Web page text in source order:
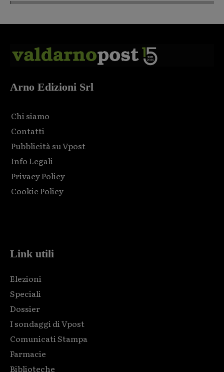
Arno Edizioni Srl
Chi siamo
Contatti
Pubblicità su Vpost
Info Legali
Privacy Policy
Cookie Policy
Link utili
Elezioni
Speciali
Dossier
I sondaggi di Vpost
Comunicati Stampa
Farmacie
Biblioteche